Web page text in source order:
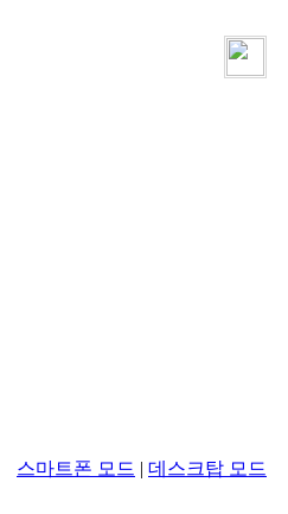
스마트폰 모드 | 데스크탑 모드